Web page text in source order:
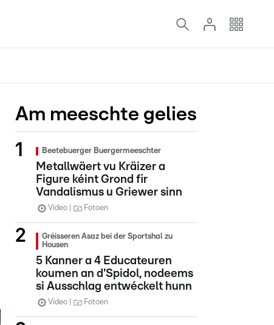
Am meeschte gelies
Beetebuerger Buergermeeschter
Metallwäert vu Kräizer a
Figure kéint Grond fir
Vandalismus u Griewer sinn
Video Fotoen
Gréisseren Asaz bei der Sportshal zu
Housen
5 Kanner a 4 Educateuren
koumen an d'Spidol, nodeems
si Ausschlag entwéckelt hunn
Video Fotoen